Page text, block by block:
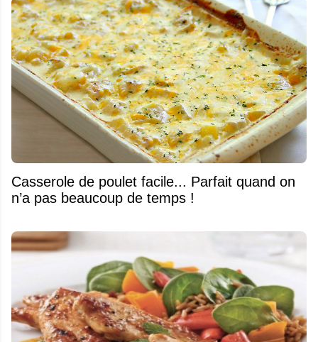
Casserole de poulet facile... Parfait quand on
n’a pas beaucoup de temps !